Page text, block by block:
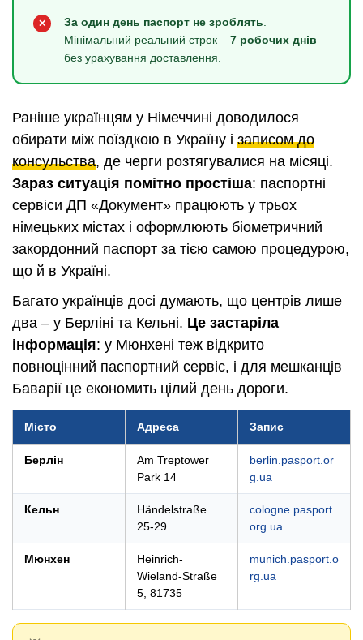
✕ За один день паспорт не зроблять
Мінімальний реальний строк – 7 робочих днів
без урахування доставлення.
Раніше українцям у Німеччині доводилося
обирати між поїздкою в Україну і записом до
консульства, де черги розтягувалися на місяці.
Зараз ситуація помітно простіша: паспортні
сервіси ДП «Документ» працюють у трьох
німецьких містах і оформлюють біометричний
закордонний паспорт за тією самою процедурою,
що й в Україні.
Багато українців досі думають, що центрів лише
два – у Берліні та Кельні. Це застаріла
інформація: у Мюнхені теж відкрито
повноцінний паспортний сервіс, і для мешканців
Баварії це економить цілий день дороги.
Місто Адреса Запис
Берлін
Am Treptower
Park 14
berlin.pasport.or
g.ua
Кельн
Händelstraße
25-29
cologne.pasport.
org.ua
Мюнхен
Heinrich-
Wieland-Straße
5, 81735
munich.pasport.o
rg.ua